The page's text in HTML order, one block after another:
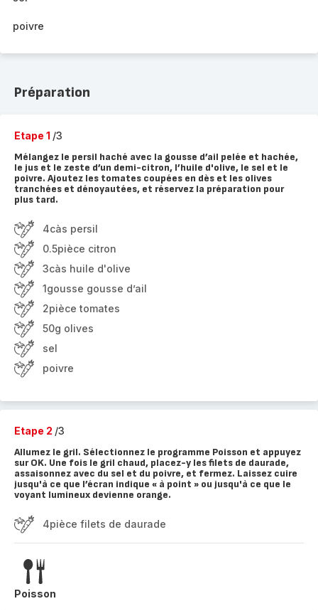
poivre
Préparation
Etape 1 /3
Mélangez le persil haché avec la gousse d’ail pelée et hachée,
le jus et le zeste d’un demi-citron, l’huile d'olive, le sel et le
poivre. Ajoutez les tomates coupées en dès et les olives
tranchées et dénoyautées, et réservez la préparation pour
plus tard.
4càs persil
0.5pièce citron
3càs huile d'olive
1gousse gousse d’ail
2pièce tomates
50g olives
sel
poivre
Etape 2 /3
Allumez le gril. Sélectionnez le programme Poisson et appuyez
sur OK. Une fois le gril chaud, placez-y les filets de daurade,
assaisonnez avec du sel et du poivre, et fermez. Laissez cuire
jusqu'à ce que l’écran indique « à point » ou jusqu'à ce que le
voyant lumineux devienne orange.
4pièce filets de daurade
Poisson